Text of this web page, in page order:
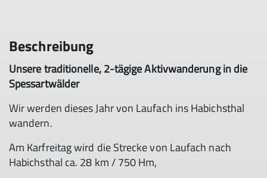
Beschreibung
Unsere traditionelle, 2-tägige Aktivwanderung in die
Spessartwälder
Wir werden dieses Jahr von Laufach ins Habichsthal
wandern.
Am Karfreitag wird die Strecke von Laufach nach
Habichsthal ca. 28 km / 750 Hm,